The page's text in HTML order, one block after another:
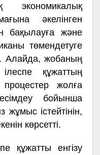
экономикалық
әкелінген
бақылауға және
төмендетуге
Алайда, жобаның
құжаттың
жолға
бойынша
жұмыс істейтінін,
көрсетті.
құжатты енгізу